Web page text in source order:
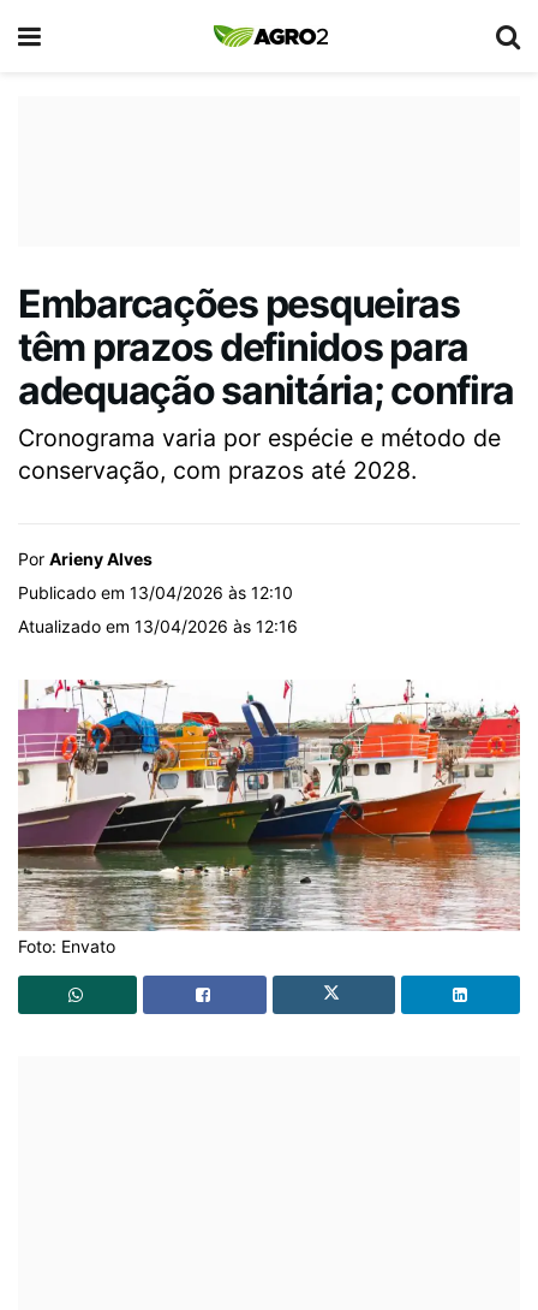
Embarcações pesqueiras
têm prazos definidos para
adequação sanitária; confira
Cronograma varia por espécie e método de
conservação, com prazos até 2028.
Por Arieny Alves
Publicado em 13/04/2026 às 12:10
Atualizado em 13/04/2026 às 12:16
Foto: Envato